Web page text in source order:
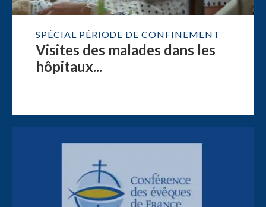
SPÉCIAL PÉRIODE DE CONFINEMENT
Visites des malades dans les
hôpitaux...